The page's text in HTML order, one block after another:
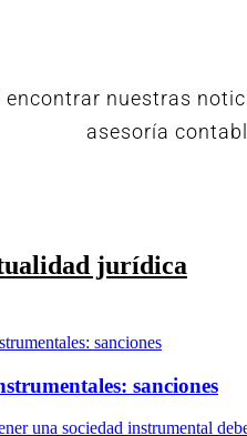
encontrar nuestras
asesoría